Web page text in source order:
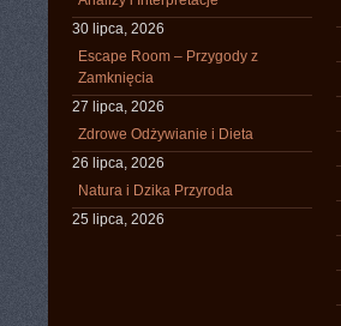
30 lipca, 2026
Escape Room – Przygody z
Zamknięcia
27 lipca, 2026
Zdrowe Odżywianie i Dieta
26 lipca, 2026
Natura i Dzika Przyroda
25 lipca, 2026